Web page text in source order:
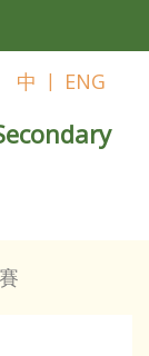
中 | ENG